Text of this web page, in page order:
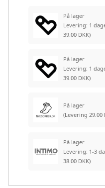
På lager
Levering: 1
39.00 DKK)
På lager
Levering: 1
39.00 DKK)
På lager
(Levering 29.00
På lager
Levering: 1-3
38.00 DKK)